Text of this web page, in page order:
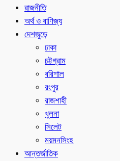
রাজনীতি
অর্থ ও বাণিজ্য
দেশজুড়ে
ঢাকা
চট্টগ্রাম
বরিশাল
রংপুর
রাজশাহী
খুলনা
সিলেট
ময়মনসিংহ
আন্তর্জাতিক